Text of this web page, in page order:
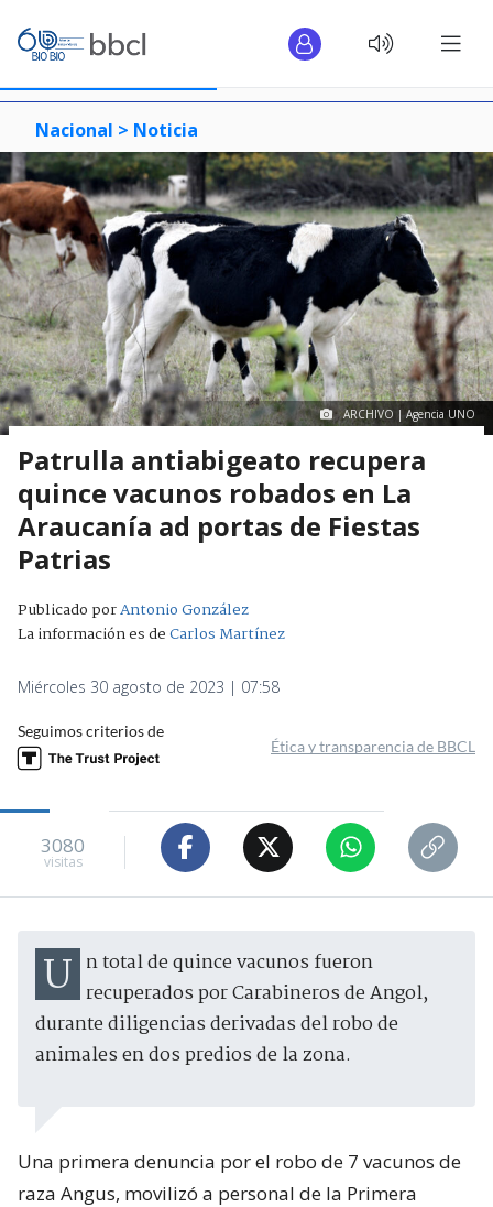
Nacional > Noticia
ARCHIVO | Agencia UNO
Patrulla antiabigeato recupera
quince vacunos robados en La
Araucanía ad portas de Fiestas
Patrias
Publicado porAntonio González
La información es deCarlos Martínez
Miércoles 30 agosto de 2023 | 07:58
Seguimos criterios de
Ética y transparencia de BBCL
3080
visitas
Un total de quince vacunos fueron recuperados por Carabineros de Angol,
durante diligencias derivadas del robo de
animales en dos predios de la zona.
Una primera denuncia por el robo de 7 vacunos de
raza Angus, movilizó a personal de la Primera